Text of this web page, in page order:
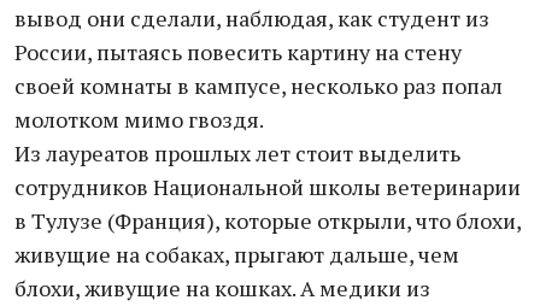
вывод они сделали, наблюдая, как студент из
России, пытаясь повесить картину на стену
своей комнаты в кампусе, несколько раз попал
молотком мимо гвоздя.
Из лауреатов прошлых лет стоит выделить
сотрудников Национальной школы ветеринарии
в Тулузе (Франция), которые открыли, что блохи,
живущие на собаках, прыгают дальше, чем
блохи, живущие на кошках. А медики из